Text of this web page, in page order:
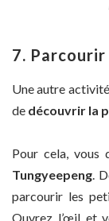
7.
Une autre
de découvrir la
Pour cela, vous
Tungyeepeng.
parcourir les
Ouvrez l’œil et